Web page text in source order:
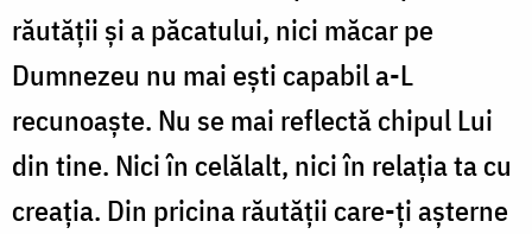
răutății și a păcatului, nici măcar pe
Dumnezeu nu mai ești capabil a-L
recunoaște. Nu se mai reflectă chipul Lui
din tine. Nici în celălalt, nici în relația ta cu
creația. Din pricina răutății care-ți așterne